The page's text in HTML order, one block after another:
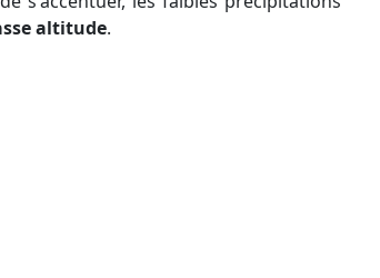
altitude.